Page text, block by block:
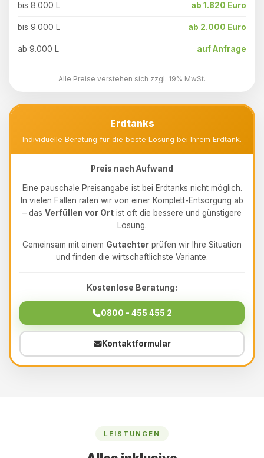
bis 8.000 L ab 1.820 Euro
bis 9.000 L ab 2.000 Euro
ab 9.000 L auf Anfrage
Alle Preise verstehen sich zzgl. 19% MwSt.
Erdtanks
Individuelle Beratung für die beste Lösung bei Ihrem Erdtank.
Preis nach Aufwand
Eine pauschale Preisangabe ist bei Erdtanks nicht möglich.
In vielen Fällen raten wir von einer Komplett-Entsorgung ab
– das Verfüllen vor Ort ist oft die bessere und günstigere
Lösung.
Gemeinsam mit einem Gutachter prüfen wir Ihre Situation
und finden die wirtschaftlichste Variante.
Kostenlose Beratung:
0800 - 455 455 2
Kontaktformular
LEISTUNGEN